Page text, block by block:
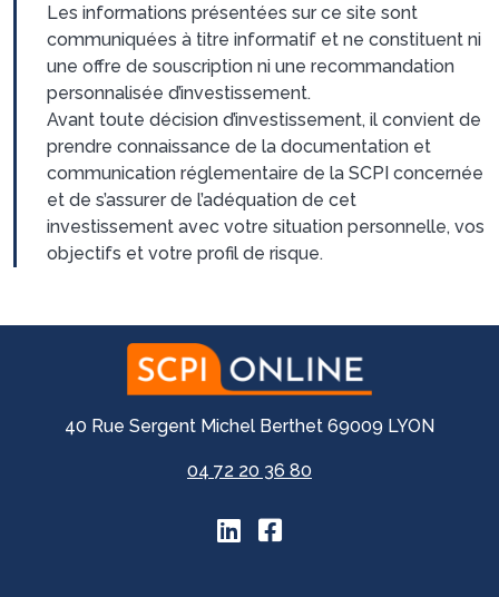
Les informations présentées sur ce site sont
communiquées à titre informatif et ne constituent ni
une offre de souscription ni une recommandation
personnalisée d’investissement.
Avant toute décision d’investissement, il convient de
prendre connaissance de la documentation et
communication réglementaire de la SCPI concernée
et de s’assurer de l’adéquation de cet
investissement avec votre situation personnelle, vos
objectifs et votre profil de risque.
40 Rue Sergent Michel Berthet 69009 LYON
04 72 20 36 80